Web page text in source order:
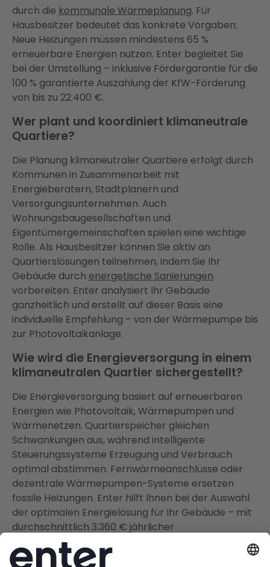
durch die kommunale Wärmeplanung. Für
Hausbesitzer bedeutet das konkrete Vorgaben:
Neue Heizungen müssen mindestens 65 %
erneuerbare Energien nutzen. Enter begleitet Sie
bei der Umstellung – inklusive Fördergarantie für die
100 % garantierte Auszahlung der KfW-Förderung
von bis zu 22.400 €.
Wer plant und koordiniert klimaneutrale
Quartiere?
Die Planung klimaneutraler Quartiere erfolgt durch
Kommunen in Zusammenarbeit mit
Energieberatern, Stadtplanern und
Versorgungsunternehmen. Auch
Wohnungsbaugesellschaften und
Eigentümergemeinschaften spielen eine wichtige
Rolle. Als Hausbesitzer können Sie aktiv an
Quartierslösungen teilnehmen, indem Sie Ihr
Gebäude durch energetische Sanierungen
vorbereiten. Enter analysiert Ihr Gebäude
ganzheitlich und erstellt auf dieser Basis eine
individuelle Empfehlung – von der Wärmepumpe bis
zur Photovoltaikanlage.
Wie wird die Energieversorgung in einem
klimaneutralen Quartier sichergestellt?
Die Energieversorgung basiert auf erneuerbaren
Energien wie Photovoltaik, Wärmepumpen und
Wärmenetzen. Quartierspeicher gleichen
Schwankungen aus, während intelligente
Steuerungssysteme Erzeugung und Verbrauch
optimal abstimmen. Fernwärmeanschlüsse oder
dezentrale Wärmepumpen-Systeme ersetzen
fossile Heizungen. Enter hilft Ihnen bei der Auswahl
der optimalen Energielösung für Ihr Gebäude – mit
durchschnittlich 3.360 € jährlicher
Energiekosteneinsparung durch eine Wärmepumpe
und PV-Anlagen bis zu 2.000 € günstiger.